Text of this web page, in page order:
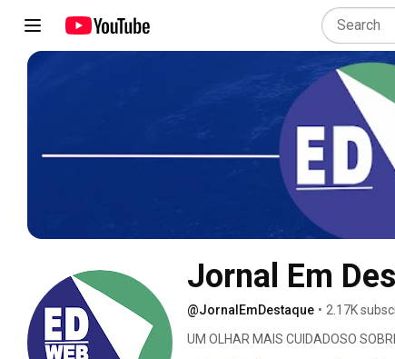
Jornal Em
@JornalEmDestaque • 2.17K
UM OLHAR MAIS CUIDADOSO